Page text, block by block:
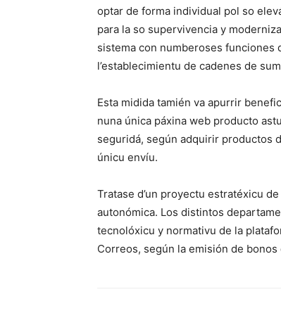
optar de forma individual pol so
para la so supervivencia y
sistema con numberoses funciones
l’establecimientu de cadenes de
Esta midida tamién va apurrir
nuna única páxina web producto
seguridá, según adquirir productos
únicu envíu.
Tratase d’un proyectu estratéxicu
autonómica. Los distintos
tecnolóxicu y normativu de la
Correos, según la emisión de